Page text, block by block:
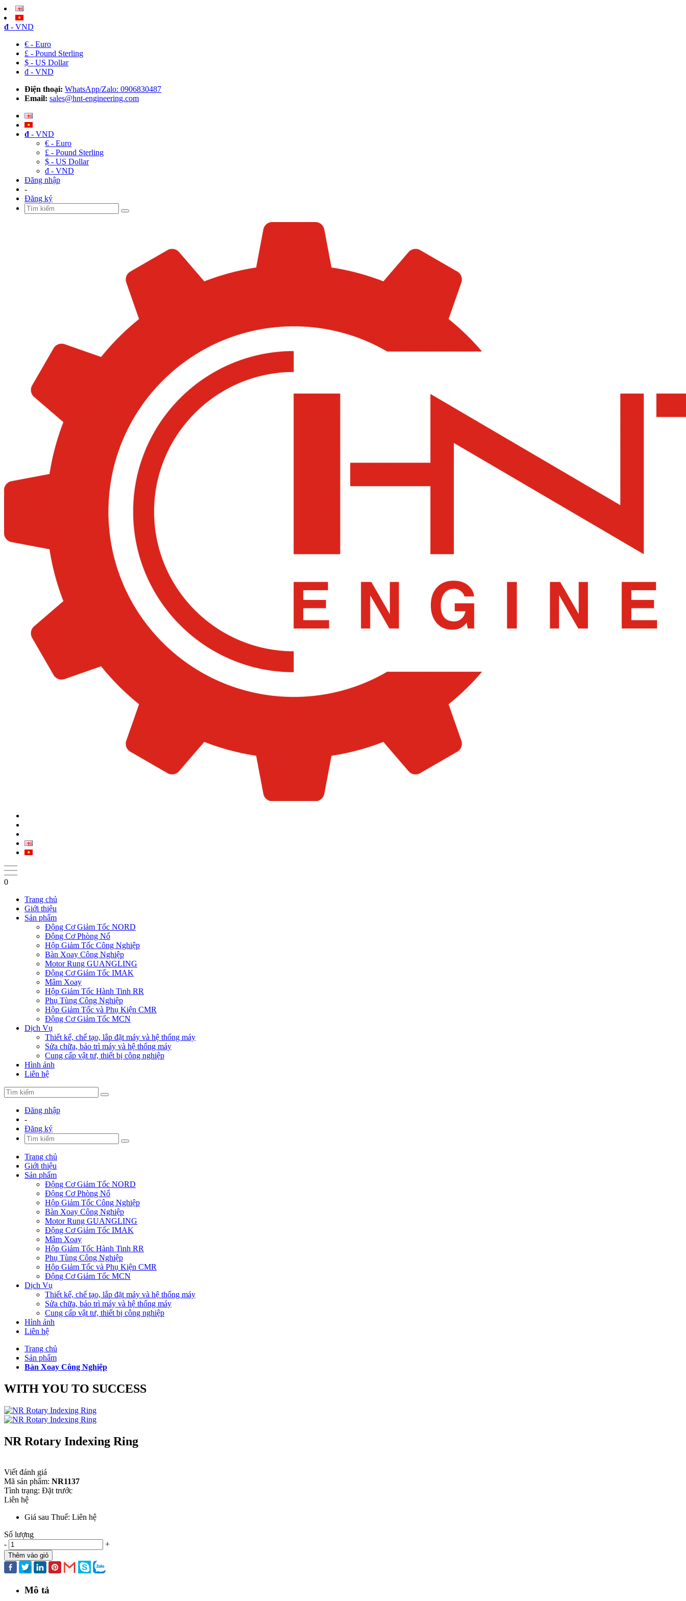
đ - VND
€ - Euro
£ - Pound Sterling
$ - US Dollar
đ - VND
Điện thoại: WhatsApp/Zalo: 0906830487
Email: sales@hnt-engineering.com
đ - VND
€ - Euro
£ - Pound Sterling
$ - US Dollar
đ - VND
Đăng nhập
-
Đăng ký
0
Trang chủ
Giới thiệu
Sản phẩm
Động Cơ Giảm Tốc NORD
Động Cơ Phòng Nổ
Hộp Giảm Tốc Công Nghiệp
Bàn Xoay Công Nghiệp
Motor Rung GUANGLING
Động Cơ Giảm Tốc IMAK
Mâm Xoay
Hộp Giảm Tốc Hành Tinh RR
Phụ Tùng Công Nghiệp
Hộp Giảm Tốc và Phụ Kiện CMR
Động Cơ Giảm Tốc MCN
Dịch Vụ
Thiết kế, chế tạo, lắp đặt máy và hệ thống máy
Sửa chữa, bảo trì máy và hệ thống máy
Cung cấp vật tư, thiết bị công nghiệp
Hình ảnh
Liên hệ
Đăng nhập
-
Đăng ký
Trang chủ
Giới thiệu
Sản phẩm
Động Cơ Giảm Tốc NORD
Động Cơ Phòng Nổ
Hộp Giảm Tốc Công Nghiệp
Bàn Xoay Công Nghiệp
Motor Rung GUANGLING
Động Cơ Giảm Tốc IMAK
Mâm Xoay
Hộp Giảm Tốc Hành Tinh RR
Phụ Tùng Công Nghiệp
Hộp Giảm Tốc và Phụ Kiện CMR
Động Cơ Giảm Tốc MCN
Dịch Vụ
Thiết kế, chế tạo, lắp đặt máy và hệ thống máy
Sửa chữa, bảo trì máy và hệ thống máy
Cung cấp vật tư, thiết bị công nghiệp
Hình ảnh
Liên hệ
Trang chủ
Sản phẩm
Bàn Xoay Công Nghiệp
WITH YOU TO SUCCESS
NR Rotary Indexing Ring
Viết đánh giá
Mã sản phẩm: NR1137
Tình trạng: Đặt trước
Liên hệ
Giá sau Thuế: Liên hệ
Số lượng
-
+
Thêm vào giỏ
Mô tả